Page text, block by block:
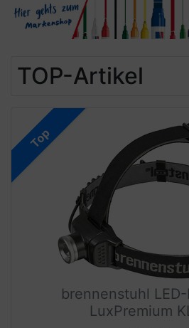
TOP-Artikel
Top
brennenstuhl
LuxPremium